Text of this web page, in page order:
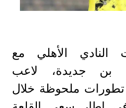
النادي الأهلي مع
بن جديدة، لاعب
تطورات ملحوظة خلال